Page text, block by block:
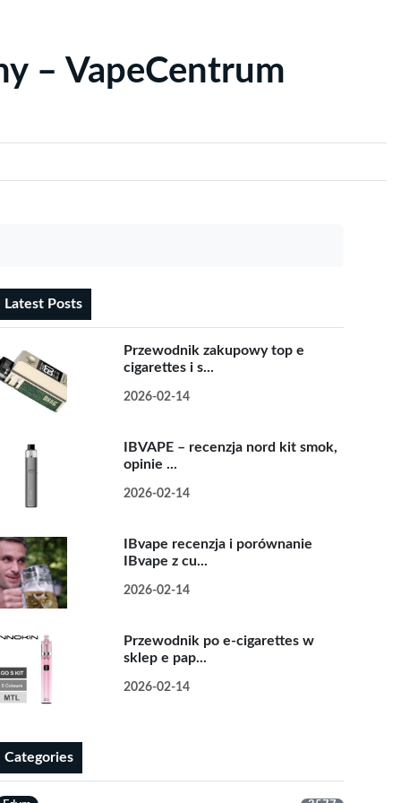
– VapeCentrum
Latest Posts
Przewodnik zakupowy top e
cigarettes i s...
2026-02-14
IBVAPE – recenzja nord kit smok,
opinie ...
2026-02-14
IBvape recenzja i porównanie
IBvape z cu...
2026-02-14
Przewodnik po e-cigarettes w
sklep e pap...
2026-02-14
Categories